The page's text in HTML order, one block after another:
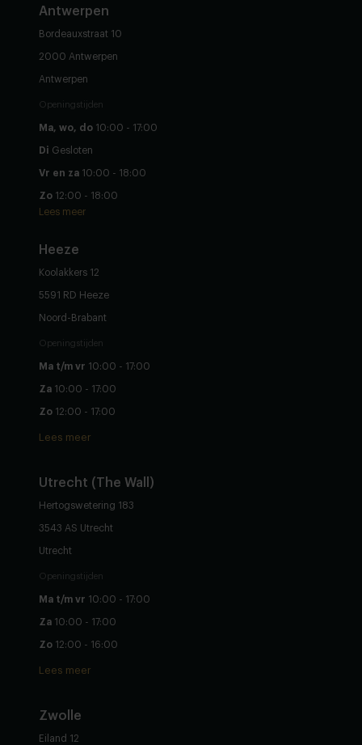
Antwerpen
Bordeauxstraat 10
2000 Antwerpen
Antwerpen
Openingstijden
Ma, wo, do 10:00 - 17:00
Di Gesloten
Vr en za 10:00 - 18:00
Zo 12:00 - 18:00
Lees meer
Heeze
Koolakkers 12
5591 RD Heeze
Noord-Brabant
Openingstijden
Ma t/m vr 10:00 - 17:00
Za 10:00 - 17:00
Zo 12:00 - 17:00
Lees meer
Utrecht (The Wall)
Hertogswetering 183
3543 AS Utrecht
Utrecht
Openingstijden
Ma t/m vr 10:00 - 17:00
Za 10:00 - 17:00
Zo 12:00 - 16:00
Lees meer
Zwolle
Eiland 12